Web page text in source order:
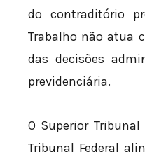
do contraditório
Trabalho não atua
das decisões
previdenciária.
O Superior
Tribunal Federal